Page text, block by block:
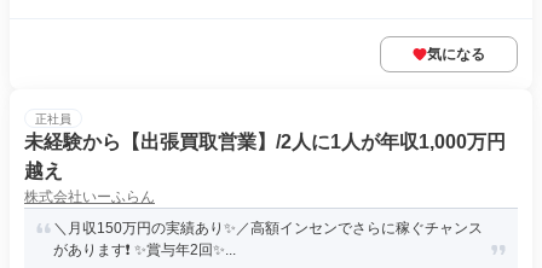
気になる
正社員
未経験から【出張買取営業】/2人に1人が年収1,000万円
越え
株式会社いーふらん
＼月収150万円の実績あり✨／高額インセンでさらに稼ぐチャンス
があります❗ ✨賞与年2回✨...